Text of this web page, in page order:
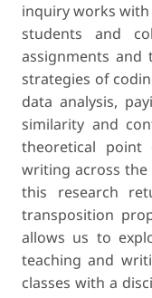
inquiry works
students and
assignments and
strategies of
data analysis,
similarity and
theoretical
writing across the
this research
transposition
allows us to
teaching and
classes with a